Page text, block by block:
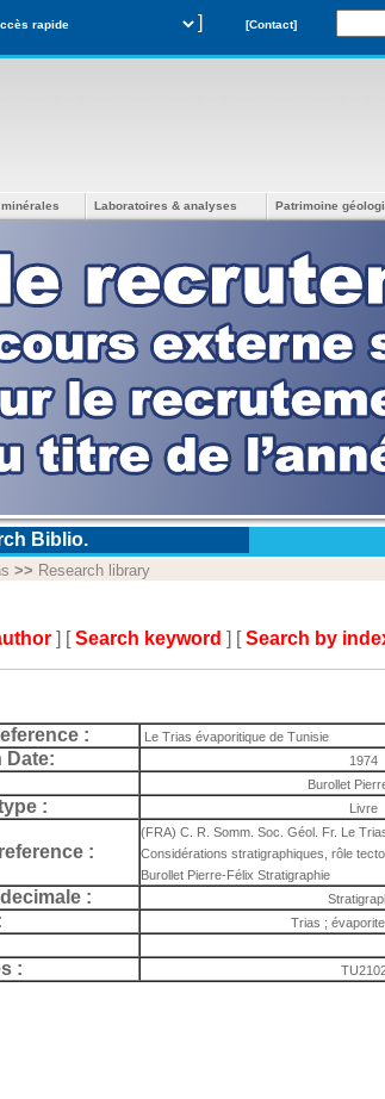
] [Contact]
Laboratoires & analyses Patrimoine
Biblio.
>> Research library
] [Search keyword ] [Search by
: Le Trias évaporitique de Tunisie
Date: 1974
Burollet
: Livre
:
(FRA) C. R. Somm. Soc. Géol. Fr. Le
Considérations stratigraphiques, rôle
Burollet Pierre-Félix Stratigraphie
:
Trias ;
: